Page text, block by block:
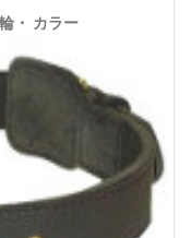
・ カラー